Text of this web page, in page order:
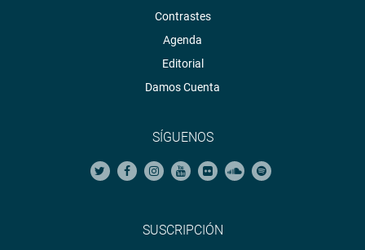
Contrastes
Agenda
Editorial
Damos Cuenta
SÍGUENOS
SUSCRIPCIÓN